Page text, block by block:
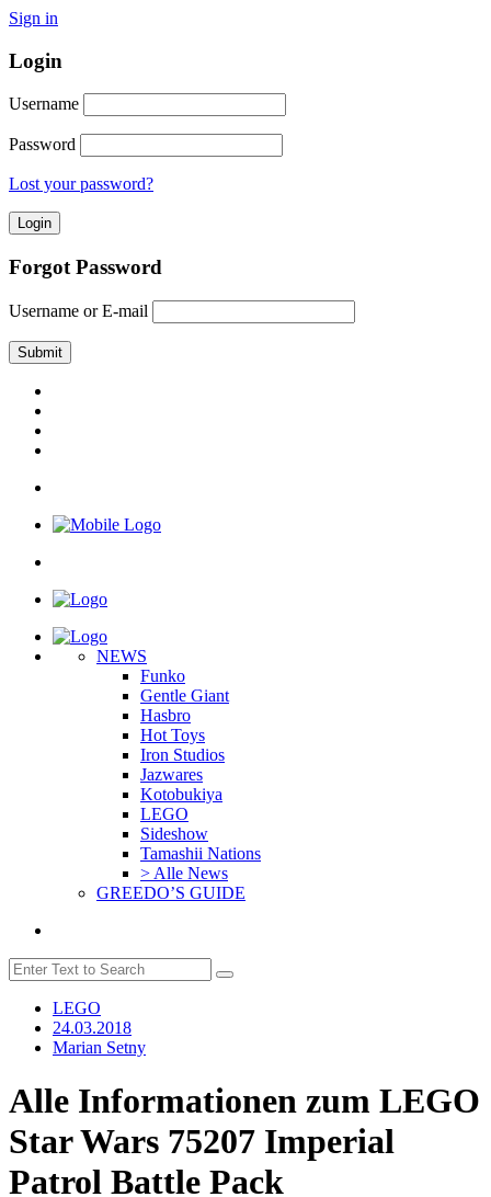
Sign in
Login
Username
Password
Lost your password?
Forgot Password
Username or E-mail
NEWS
Funko
Gentle Giant
Hasbro
Hot Toys
Iron Studios
Jazwares
Kotobukiya
LEGO
Sideshow
Tamashii Nations
> Alle News
GREEDO’S GUIDE
LEGO
24.03.2018
Marian Setny
Alle Informationen zum LEGO
Star Wars 75207 Imperial
Patrol Battle Pack